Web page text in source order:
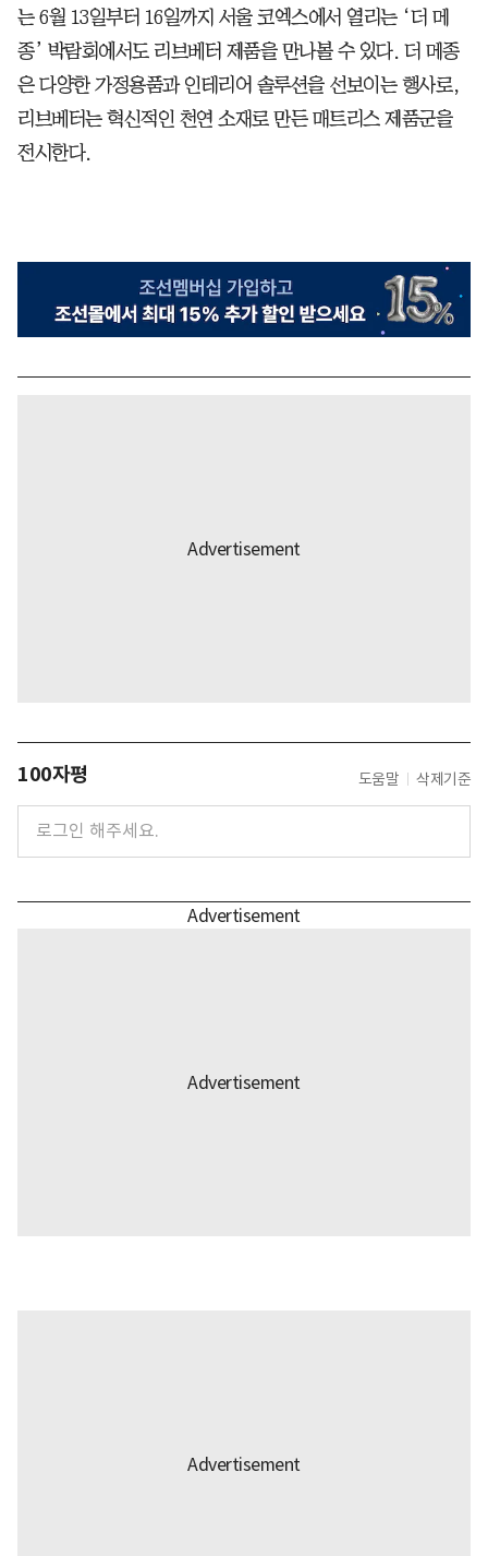
는 6월 13일부터 16일까지 서울 코엑스에서 열리는 ‘더 메
종’ 박람회에서도 리브베터 제품을 만나볼 수 있다. 더 메종
은 다양한 가정용품과 인테리어 솔루션을 선보이는 행사로,
리브베터는 혁신적인 천연 소재로 만든 매트리스 제품군을
전시한다.
100자평 도움말 삭제기준